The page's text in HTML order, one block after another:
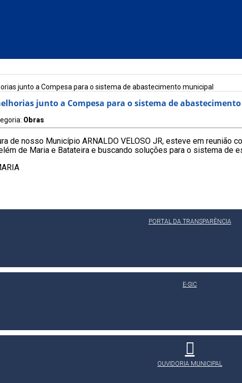
junto a Compesa para o sistema de abastecimento municipal
junto a Compesa para o sistema de
Obras
de nosso Município ARNALDO VELOSO JR, esteve em reunião
de Maria e Batateira e buscando soluções para o sistema de
PORTAL DA TRANSPARÊNCIA
E-SIC
OUVIDORIA MUNICIPAL